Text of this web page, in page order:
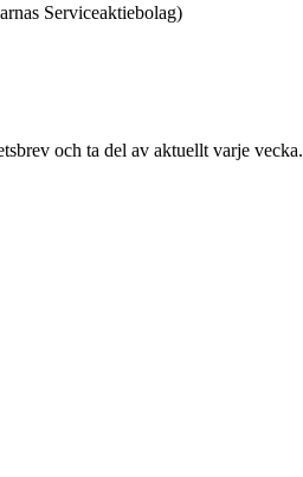
Serviceaktiebolag)
och ta del av aktuellt varje vecka.